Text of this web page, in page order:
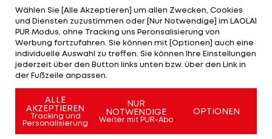
Kapitän Dominik Wydra hofft, dass diesmal mehr
als nur 1.000 Leute wie beim 4:3-Krimi gegen
Russland den österreichischen Talenten auf die
Beine schauen: "Wir spielen einen sehr guten
Fußball und es würde den Leuten sicher Spaß
machen, sich das Spiel anzusehen."
Mehr zum Thema
Wählen Sie [Alle Akzeptieren] um allen Zwecken, Cookies
und Diensten zuzustimmen oder [Nur Notwendige] im LAOLA1
PUR Modus, ohne Tracking uns Peronsalisierung von
Werbung fortzufahren. Sie können mit [Optionen] auch eine
individuelle Auswahl zu treffen. Sie können Ihre Einstellungen
jederzeit über den Button links unten bzw. über den Link in
der Fußzeile anpassen.
ALLE
AKZEPTIEREN
Tracking und
Personalisierung
NUR
NOTWENDIGE
Weiter mit PUR-Abo
OPTIONEN